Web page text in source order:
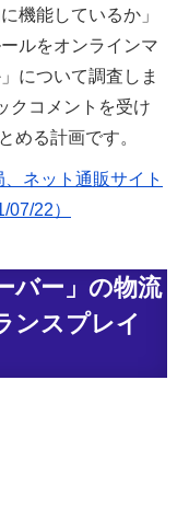
機能しているか」
ルをオンラインマ
について調査しま
クコメントを受け
める計画です。
ネット通販サイト
22）
バー」の物流
ンスプレイ